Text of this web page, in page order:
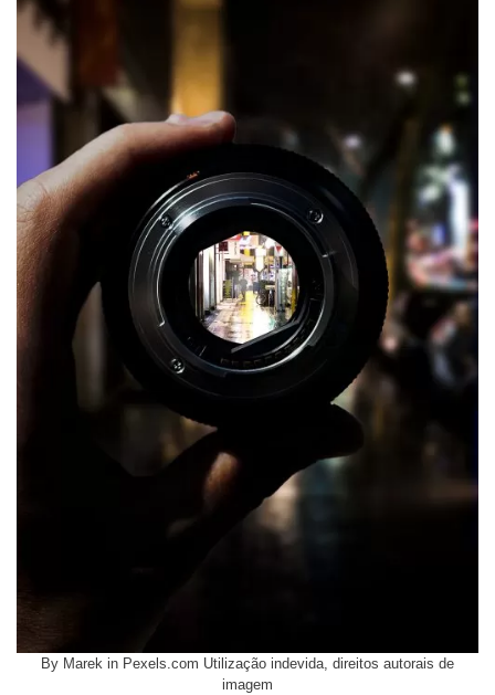
By Marek in Pexels.com Utilização indevida, direitos autorais de
imagem